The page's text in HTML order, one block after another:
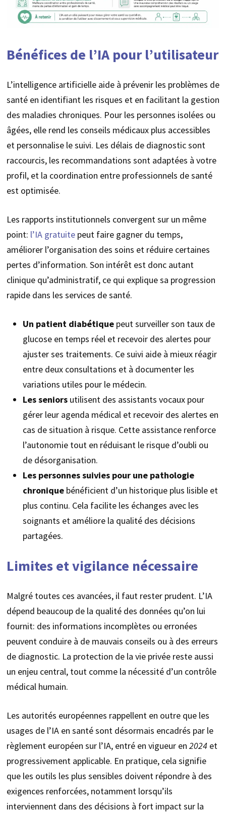
Bénéfices de l’IA pour l’utilisateur
L’intelligence artificielle aide à prévenir les problèmes de
santé en identifiant les risques et en facilitant la gestion
des maladies chroniques. Pour les personnes isolées ou
âgées, elle rend les conseils médicaux plus accessibles
et personnalise le suivi. Les délais de diagnostic sont
raccourcis, les recommandations sont adaptées à votre
profil, et la coordination entre professionnels de santé
est optimisée.
Les rapports institutionnels convergent sur un même
point: l’IA gratuitepeut faire gagner du temps,
améliorer l’organisation des soins et réduire certaines
pertes d’information. Son intérêt est donc autant
clinique qu’administratif, ce qui explique sa progression
rapide dans les services de santé.
Un patient diabétiquepeut surveiller son taux de
glucose en temps réel et recevoir des alertes pour
ajuster ses traitements. Ce suivi aide à mieux réagir
entre deux consultations et à documenter les
variations utiles pour le médecin.
Les seniorsutilisent des assistants vocaux pour
gérer leur agenda médical et recevoir des alertes en
cas de situation à risque. Cette assistance renforce
l’autonomie tout en réduisant le risque d’oubli ou
de désorganisation.
Les personnes suivies pour une pathologie
chroniquebénéficient d’un historique plus lisible et
plus continu. Cela facilite les échanges avec les
soignants et améliore la qualité des décisions
partagées.
Limites et vigilance nécessaire
Malgré toutes ces avancées, il faut rester prudent. L’IA
dépend beaucoup de la qualité des données qu’on lui
fournit: des informations incomplètes ou erronées
peuvent conduire à de mauvais conseils ou à des erreurs
de diagnostic. La protection de la vie privée reste aussi
un enjeu central, tout comme la nécessité d’un contrôle
médical humain.
Les autorités européennes rappellent en outre que les
usages de l’IA en santé sont désormais encadrés par le
règlement européen sur l’IA, entré en vigueur en 2024et
progressivement applicable. En pratique, cela signifie
que les outils les plus sensibles doivent répondre à des
exigences renforcées, notamment lorsqu’ils
interviennent dans des décisions à fort impact sur la